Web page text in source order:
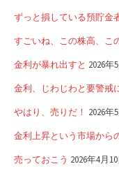
ずっと損している預貯金
すごいね、この株高、こ
金利が暴れ出すと 2026年
金利、じわじわと要警戒
やはり、売りだ！ 2026年
金利上昇という市場から
売っておこう 2026年4月